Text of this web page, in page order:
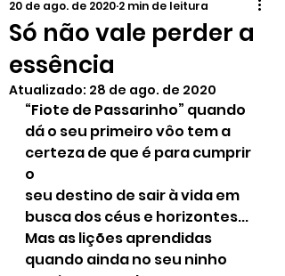
Só não vale perder a
essência
20 de ago. de 2020 2 min de leitura
Atualizado: 28 de ago. de 2020
“Fiote de Passarinho” quando
dá o seu primeiro vôo tem a
certeza de que é para cumprir
o
seu destino de sair à vida em
busca dos céus e horizontes...
Mas as lições aprendidas
quando ainda no seu ninho